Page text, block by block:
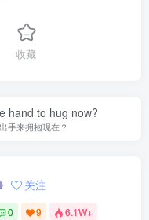
收藏
hand to hug now?
手来拥抱现在？
关注
0 9 6.1W+